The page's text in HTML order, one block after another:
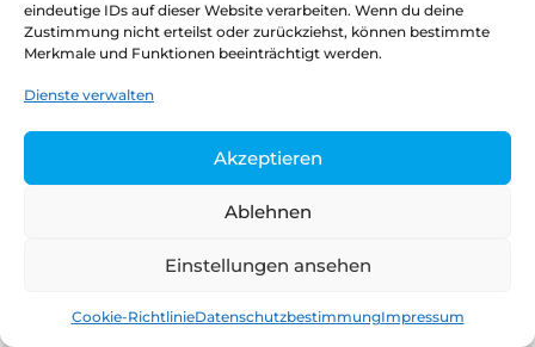
eindeutige IDs auf dieser Website verarbeiten. Wenn du deine
Zustimmung nicht erteilst oder zurückziehst, können bestimmte
Merkmale und Funktionen beeinträchtigt werden.
Dienste verwalten
Akzeptieren
Ablehnen
Einstellungen ansehen
Cookie-RichtlinieDatenschutzbestimmungImpressum
Datenschutz Kontakt Impressum
Copyright © 2026